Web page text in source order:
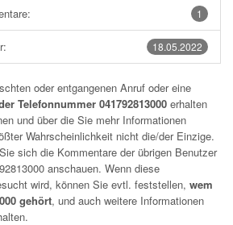
1
18.05.2022
oder entgangenen Anruf oder eine
Telefonnummer 041792813000 erhalten
und über die Sie mehr Informationen
Wahrscheinlichkeit nicht die/der Einzige.
sich die Kommentare der übrigen Benutzer
anschauen. Wenn diese
wird, können Sie evtl. feststellen, wem
gehört, und auch weitere Informationen